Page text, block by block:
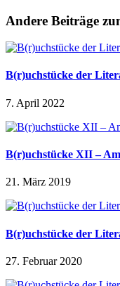
Andere Beiträge
B(r)uchstücke der
7. April 2022
B(r)uchstücke XII –
21. März 2019
B(r)uchstücke der
27. Februar 2020